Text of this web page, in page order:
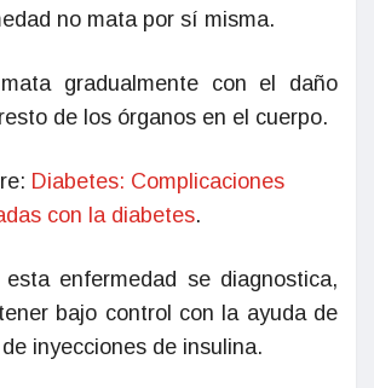
no mata por sí misma.
gradualmente con el daño
de los órganos en el cuerpo.
Diabetes: Complicaciones
con la diabetes.
enfermedad se diagnostica,
bajo control con la ayuda de
inyecciones de insulina.